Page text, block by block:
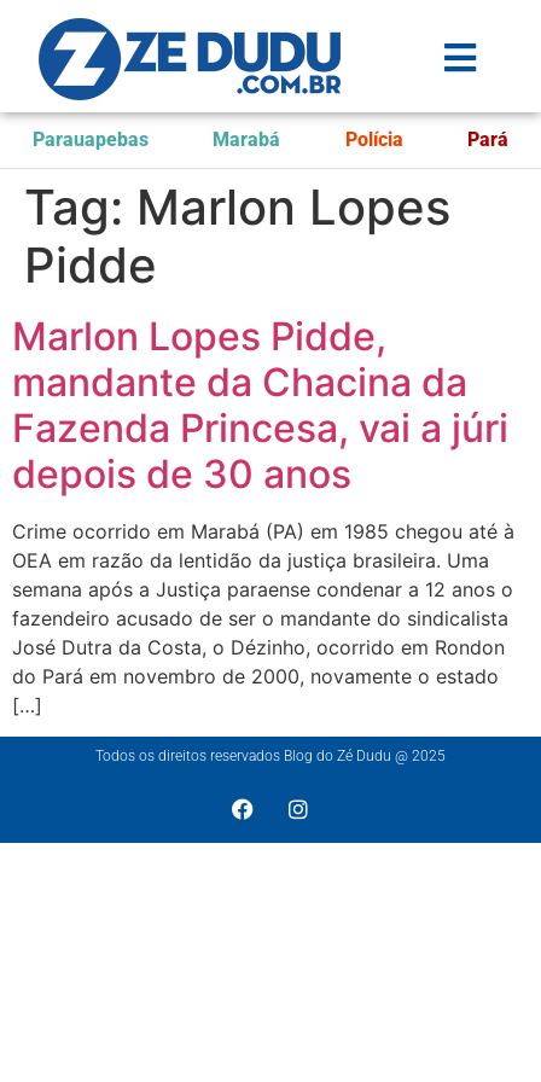
Parauapebas Marabá Polícia Pará
Tag: Marlon Lopes
Pidde
Marlon Lopes Pidde,
mandante da Chacina da
Fazenda Princesa, vai a júri
depois de 30 anos
Crime ocorrido em Marabá (PA) em 1985 chegou até à
OEA em razão da lentidão da justiça brasileira. Uma
semana após a Justiça paraense condenar a 12 anos o
fazendeiro acusado de ser o mandante do sindicalista
José Dutra da Costa, o Dézinho, ocorrido em Rondon
do Pará em novembro de 2000, novamente o estado
[…]
Todos os direitos reservados Blog do Zé Dudu @ 2025